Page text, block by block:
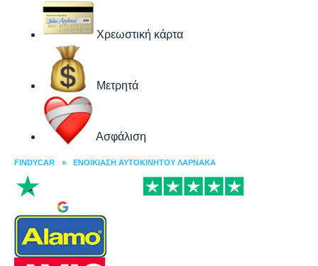
Χρεωστική κάρτα
Μετρητά
Ασφάλιση
FINDYCAR » ΕΝΟΙΚΊΑΣΗ ΑΥΤΟΚΙΝΉΤΟΥ ΛΆΡΝΑΚΑ